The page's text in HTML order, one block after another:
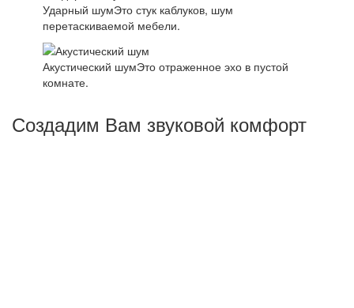
Ударный шумЭто стук каблуков, шум
перетаскиваемой мебели.
Акустический шумЭто отраженное эхо в пустой
комнате.
Создадим Вам звуковой комфорт